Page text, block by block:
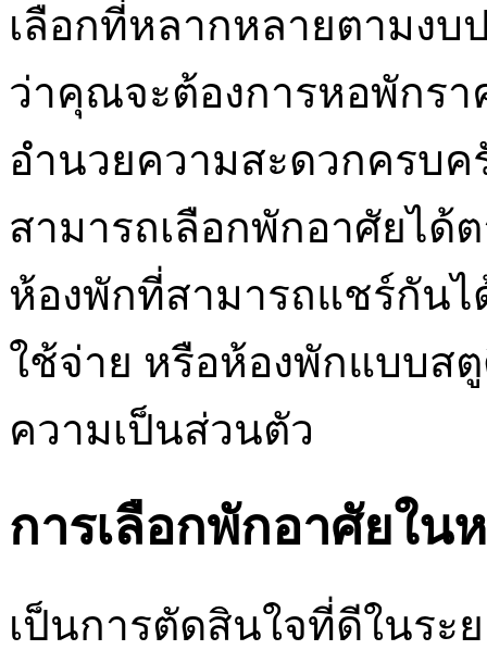
เลือกที่หลากหลายตามง
ว่าคุณจะต้องการหอพักร
อำนวยความสะดวกครบ
สามารถเลือกพักอาศัยได้
ห้องพักที่สามารถแชร์กัน
ใช้จ่าย หรือห้องพักแบบส
ความเป็นส่วนตัว
การเลือกพักอาศัยใน
เป็นการตัดสินใจที่ดีในระ